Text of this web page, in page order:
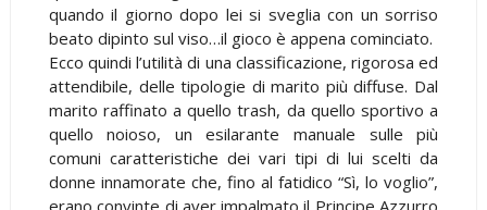
quando il giorno dopo lei si sveglia con un sorriso
beato dipinto sul viso…il gioco è appena cominciato.
Ecco quindi l’utilità di una classificazione, rigorosa ed
attendibile, delle tipologie di marito più diffuse. Dal
marito raffinato a quello trash, da quello sportivo a
quello noioso, un esilarante manuale sulle più
comuni caratteristiche dei vari tipi di lui scelti da
donne innamorate che, fino al fatidico “Sì, lo voglio”,
erano convinte di aver impalmato il Principe Azzurro